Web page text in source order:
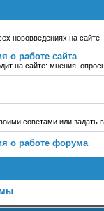
нововведениях на сайте
о работе сайта
на сайте: мнения,
советами или задать
о работе форума